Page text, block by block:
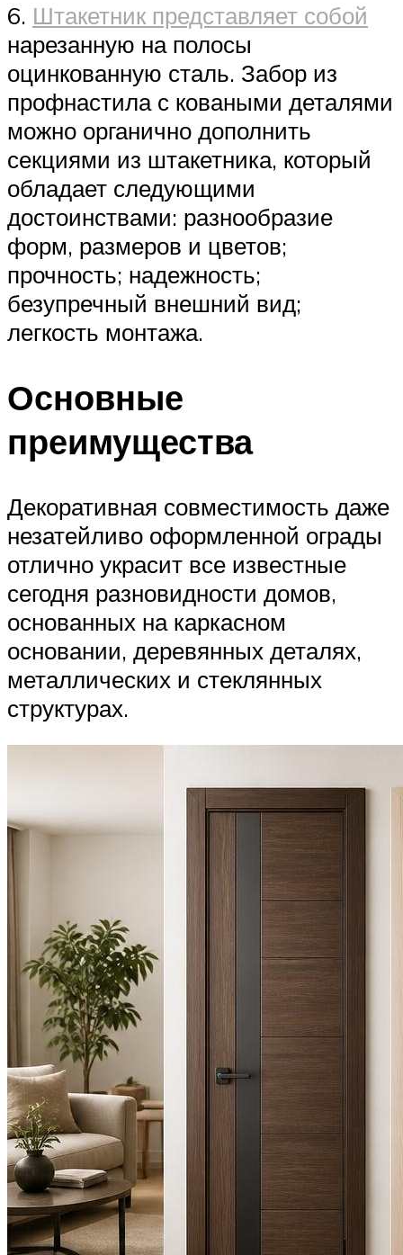
6. Штакетник представляет собой
нарезанную на полосы
оцинкованную сталь. Забор из
профнастила с коваными деталями
можно органично дополнить
секциями из штакетника, который
обладает следующими
достоинствами: разнообразие
форм, размеров и цветов;
прочность; надежность;
безупречный внешний вид;
легкость монтажа.
Основные
преимущества
Декоративная совместимость даже
незатейливо оформленной ограды
отлично украсит все известные
сегодня разновидности домов,
основанных на каркасном
основании, деревянных деталях,
металлических и стеклянных
структурах.